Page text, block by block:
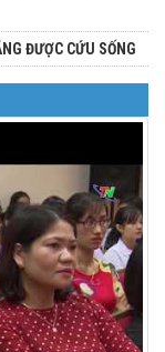
ĐƯỢC CỨU SỐNG